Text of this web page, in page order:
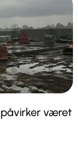
påvirker været